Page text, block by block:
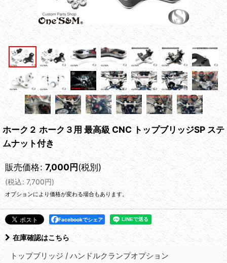
ホーク２ ホーク３用 最高級 CNC トップブリッジSP ステ
ムナット付き
販売価格: 7,000円(税別)
(税込: 7,700円)
オプションにより価格が変わる場合もあります。
Facebookでシェア
在庫確認はこちら
トップブリッジ / ハンドルクランプオプション